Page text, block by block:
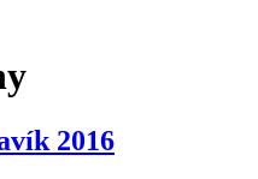
2016